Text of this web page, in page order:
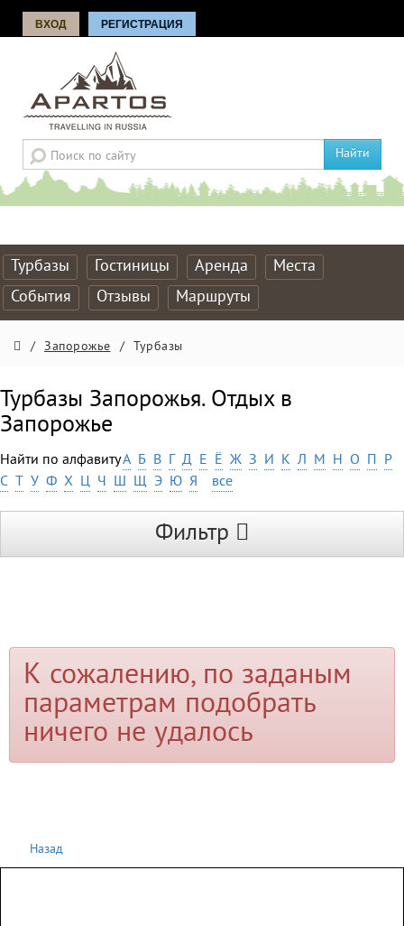
ВХОД РЕГИСТРАЦИЯ
Найти
Турбазы Гостиницы Аренда
Места
События
Отзывы Маршруты
/ Запорожье / Турбазы
Турбазы Запорожья. Отдых в
Запорожье
Найти по алфавитуА Б В Г Д Е Ё Ж З И К Л М Н О П Р
С Т У Ф Х Ц Ч Ш Щ Э Ю Я все
Фильтр
К сожалению, по заданым
параметрам подобрать
ничего не удалось
Назад